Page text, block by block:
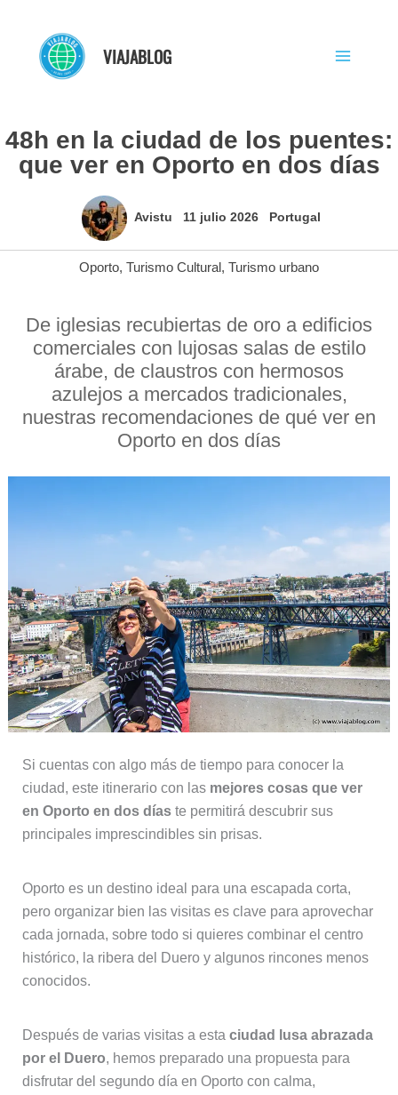
contenido
VIAJABLOG
48h en la ciudad de los puentes:
que ver en Oporto en dos días
Avistu 11 julio 2026 Portugal
Oporto, Turismo Cultural, Turismo urbano
De iglesias recubiertas de oro a edificios
comerciales con lujosas salas de estilo
árabe, de claustros con hermosos
azulejos a mercados tradicionales,
nuestras recomendaciones de qué ver en
Oporto en dos días
Si cuentas con algo más de tiempo para conocer la
ciudad, este itinerario con las mejores cosas que ver
en Oporto en dos díaste permitirá descubrir sus
principales imprescindibles sin prisas.
Oporto es un destino ideal para una escapada corta,
pero organizar bien las visitas es clave para aprovechar
cada jornada, sobre todo si quieres combinar el centro
histórico, la ribera del Duero y algunos rincones menos
conocidos.
Después de varias visitas a esta ciudad lusa abrazada
por el Duero, hemos preparado una propuesta para
disfrutar del segundo día en Oporto con calma,